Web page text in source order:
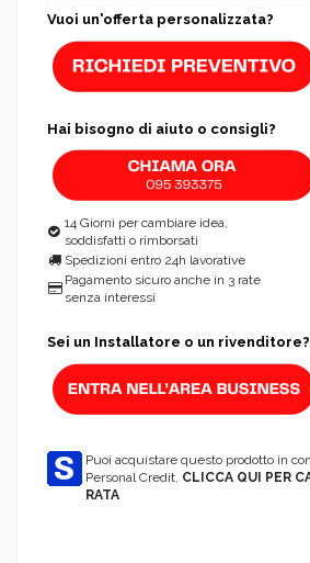
Vuoi un'offerta personalizzata?
Hai bisogno di aiuto o consigli?
14 Giorni per cambiare idea,
soddisfatti o rimborsati
Spedizioni entro 24h lavorative
Pagamento sicuro anche in 3 rate
senza interessi
Sei un Installatore o un rivenditore?
Puoi acquistare questo prodotto in
Personal Credit. CLICCA QUI PER
RATA